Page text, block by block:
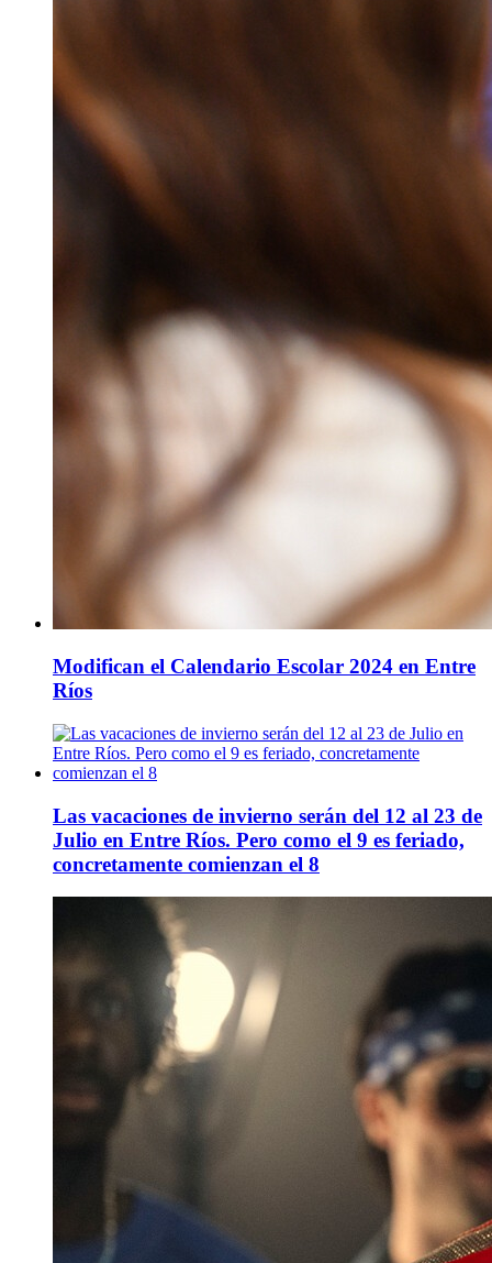
Modifican el Calendario Escolar 2024 en Entre
Ríos
Las vacaciones de invierno serán del 12 al 23 de
Julio en Entre Ríos. Pero como el 9 es feriado,
concretamente comienzan el 8